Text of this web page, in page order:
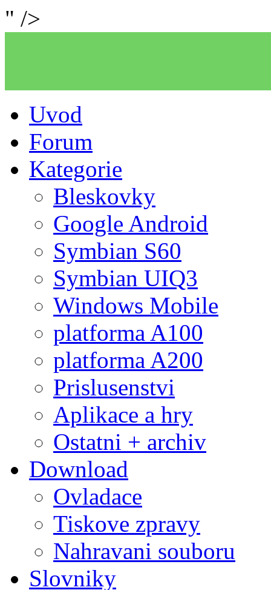
" />
Uvod
Forum
Kategorie
Bleskovky
Google Android
Symbian S60
Symbian UIQ3
Windows Mobile
platforma A100
platforma A200
Prislusenstvi
Aplikace a hry
Ostatni + archiv
Download
Ovladace
Tiskove zpravy
Nahravani souboru
Slovniky